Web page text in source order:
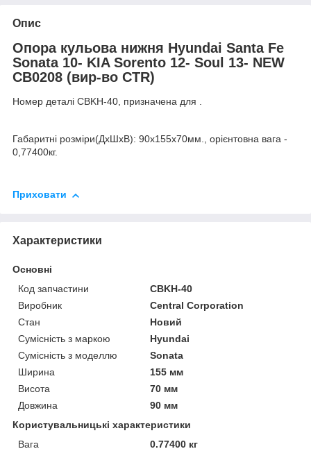
Опис
Опора кульова нижня Hyundai Santa Fe
Sonata 10- KIA Sorento 12- Soul 13- NEW
CB0208 (вир-во CTR)
Номер деталі CBKH-40, призначена для .
Габаритні розміри(ДхШхВ): 90x155x70мм., орієнтовна вага -
0,77400кг.
Приховати
Характеристики
Основні
Код запчастини
CBKH-40
Виробник
Central Corporation
Стан
Новий
Сумісність з маркою
Hyundai
Сумісність з моделлю
Sonata
Ширина
155 мм
Висота
70 мм
Довжина
90 мм
Користувальницькі характеристики
Вага
0.77400 кг